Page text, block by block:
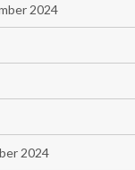
2024
2024